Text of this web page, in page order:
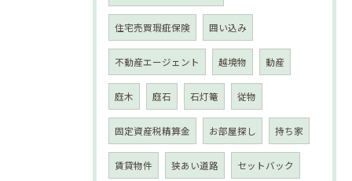
住宅売買瑕疵保険 囲い込み
不動産エージェント 越境物 動産
庭木 庭石 石灯篭 従物
固定資産税精算金 お部屋探し 持ち家
賃貸物件 狭あい道路 セットバック